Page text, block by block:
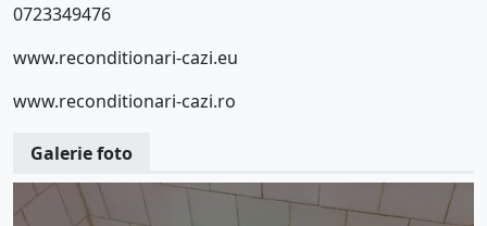
0723349476
www.reconditionari-cazi.eu
www.reconditionari-cazi.ro
Galerie foto